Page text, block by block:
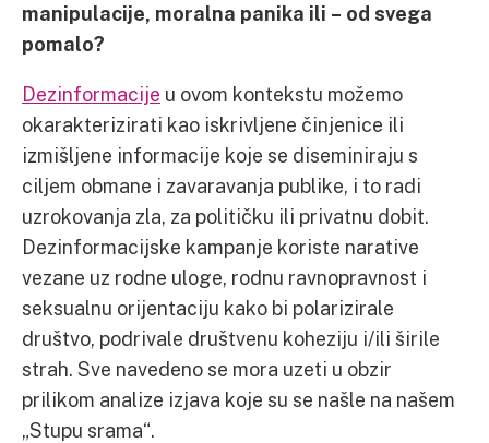
manipulacije, moralna panika ili – od svega
pomalo?
Dezinformacije u ovom kontekstu možemo
okarakterizirati kao iskrivljene činjenice ili
izmišljene informacije koje se diseminiraju s
ciljem obmane i zavaravanja publike, i to radi
uzrokovanja zla, za političku ili privatnu dobit.
Dezinformacijske kampanje koriste narative
vezane uz rodne uloge, rodnu ravnopravnost i
seksualnu orijentaciju kako bi polarizirale
društvo, podrivale društvenu koheziju i/ili širile
strah. Sve navedeno se mora uzeti u obzir
prilikom analize izjava koje su se našle na našem
„Stupu srama“.